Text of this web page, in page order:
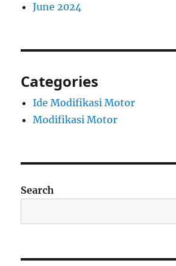
June 2024
Categories
Ide Modifikasi Motor
Modifikasi Motor
Search